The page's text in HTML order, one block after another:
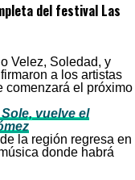
del festival Las
Velez, Soledad, y
a los artistas
comenzará el próximo
vuelve el
la región regresa en
donde habrá